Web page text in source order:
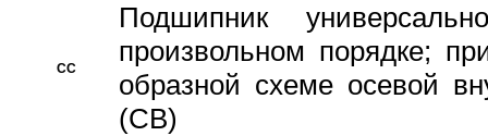
CC
Подшипник
произвольном порядке;
образной схеме осевой
(CB)